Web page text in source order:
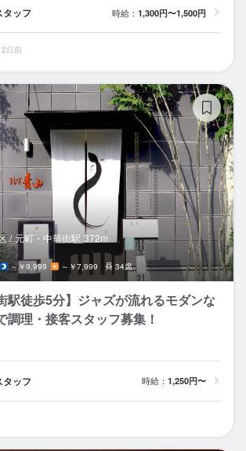
ッフ 時給： 1,300円〜1,500円
日前
/ 元町・中華街駅 372m
～￥9,999 ～￥7,999 34席
駅徒歩5分】ジャズが流れるモダンな
調理・接客スタッフ募集！
ッフ 時給： 1,250円〜